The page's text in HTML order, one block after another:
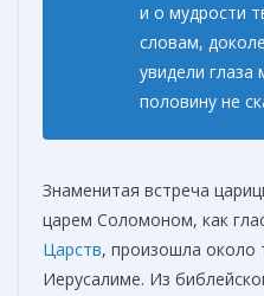
и о мудрости
словам,
увидели
половину не
Знаменитая встреча
царем Соломоном, как
Царств, произошла около
Иерусалиме. Из